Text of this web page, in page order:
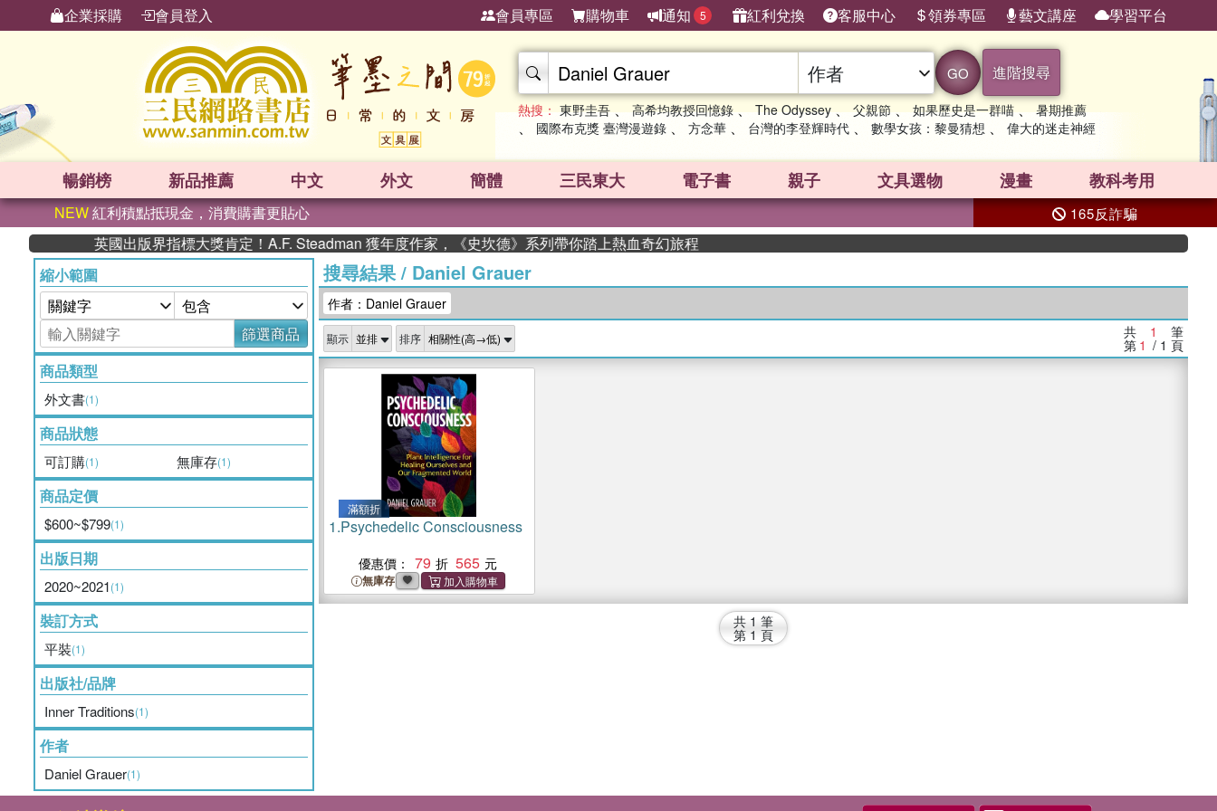
企業採購 會員登入 會員專區 購物車 通知 5 紅利兌換 客服中心 領券專區 藝文講座 學習平台
GO 進階搜尋
熱搜： 東野圭吾 、 高希均教授回憶錄 、 The Odyssey 、 父親節 、 如果歷史是一群喵 、 暑期推薦
、 國際布克獎 臺灣漫遊錄 、 方念華 、 台灣的李登輝時代 、 數學女孩：黎曼猜想 、 偉大的迷走神經
暢銷榜 新品推薦 中文 外文 簡體 三民東大 電子書 親子 文具選物 漫畫 教科考用
NEW紅利積點抵現金，消費購書更貼心 165反詐騙
英國出版界指標大獎肯定！A.F. Steadman 獲年度作家，《史坎德》系列帶你踏上熱血奇幻旅程
縮小範圍
篩選商品
商品類型
外文書(1)
商品狀態
可訂購(1) 無庫存(1)
商品定價
$600~$799(1)
出版日期
2020~2021(1)
裝訂方式
平裝(1)
出版社/品牌
Inner Traditions(1)
作者
Daniel Grauer(1)
搜尋結果/ Daniel Grauer
作者：Daniel Grauer
顯示 排序 共 1 筆
第 1 / 1 頁
滿額折
1.Psychedelic Consciousness
優惠價： 79 565
無庫存
共 1 筆
第 1 頁